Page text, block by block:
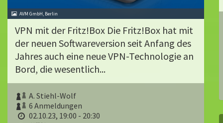
AVM GmbH, Berlin
VPN mit der Fritz!Box Die Fritz!Box hat mit
der neuen Softwareversion seit Anfang des
Jahres auch eine neue VPN-Technologie an
Bord, die wesentlich...
A. Stiehl-Wolf
6 Anmeldungen
02.10.23, 19:00 - 20:30